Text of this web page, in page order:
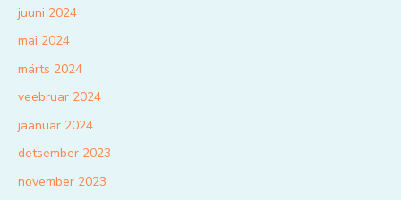
juuni 2024
mai 2024
märts 2024
veebruar 2024
jaanuar 2024
detsember 2023
november 2023